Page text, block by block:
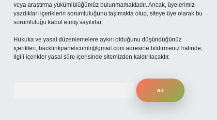
veya araştırma yükümlülüğümüz bulunmamaktadır. Ancak, üyelerimiz
yazdıkları içeriklerin sorumluluğunu taşımakta olup, siteye üye olarak bu
sorumluluğu kabul etmiş sayılırlar.
Hukuka ve yasal düzenlemelere aykırı olduğunu düşündüğünüz
içerikleri, backlinkpanelicomtr@gmail.com adresine bildirmeniz halinde,
ilgili içerikler yasal süre içerisinde sitemizden kaldırılacaktır.